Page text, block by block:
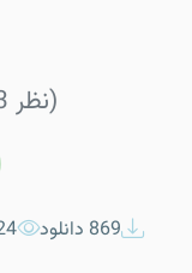
(783 نظر)
869 دانلود